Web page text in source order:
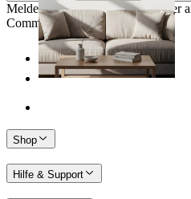
Melde dich für unseren Newsletter
Community
Shop
Hilfe & Support